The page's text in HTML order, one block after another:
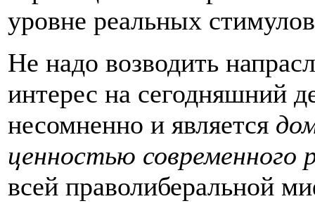
уровне реальных
Не надо возводить
интерес на сегодняшний
несомненно и является
ценностью современного
всей праволиберальной